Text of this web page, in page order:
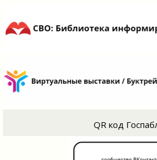
QR код